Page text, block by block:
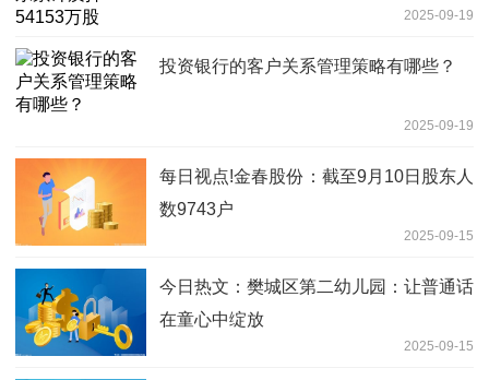
2025-09-19
投资银行的客户关系管理策略有哪些？
2025-09-19
每日视点!金春股份：截至9月10日股东人
数9743户
2025-09-15
今日热文：樊城区第二幼儿园：让普通话
在童心中绽放
2025-09-15